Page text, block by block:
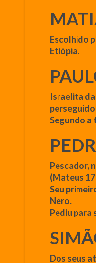
Escolhido
Etiópia.
Israelita da
Segundo a
Pescador,
(Mateus
Seu
Nero.
Pediu para
Dos seus